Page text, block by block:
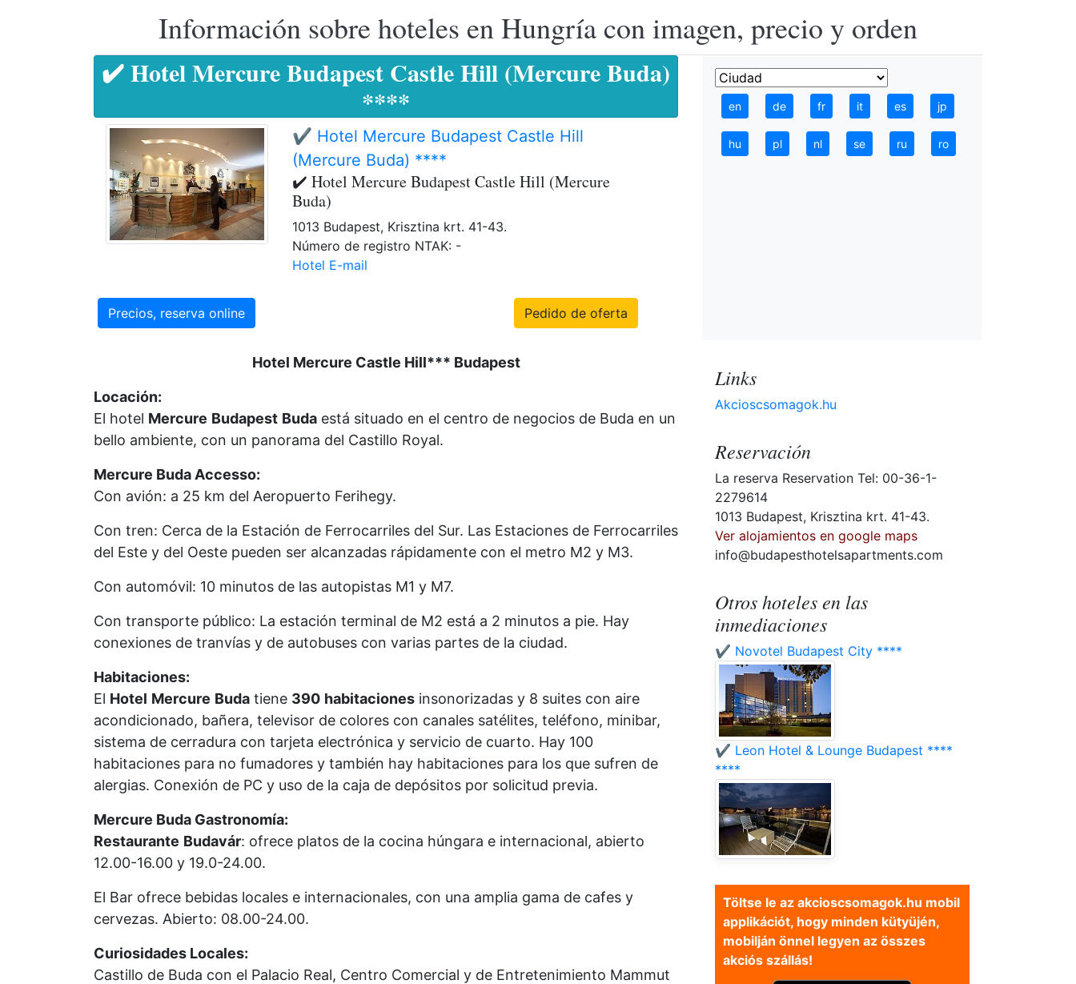
Información sobre hoteles en Hungría con imagen, precio y orden
✔️ Hotel Mercure Budapest Castle Hill (Mercure Buda)
****
✔️ Hotel Mercure Budapest Castle Hill
(Mercure Buda) ****
✔️ Hotel Mercure Budapest Castle Hill (Mercure
Buda)
1013 Budapest, Krisztina krt. 41-43.
Número de registro NTAK: -
Hotel E-mail
Precios, reserva online Pedido de oferta
Hotel Mercure Castle Hill*** Budapest
Locación:
El hotel Mercure Budapest Buda está situado en el centro de negocios de Buda en un
bello ambiente, con un panorama del Castillo Royal.
Mercure Buda Accesso:
Con avión: a 25 km del Aeropuerto Ferihegy.
Con tren: Cerca de la Estación de Ferrocarriles del Sur. Las Estaciones de Ferrocarriles
del Este y del Oeste pueden ser alcanzadas rápidamente con el metro M2 y M3.
Con automóvil: 10 minutos de las autopistas M1 y M7.
Con transporte público: La estación terminal de M2 está a 2 minutos a pie. Hay
conexiones de tranvías y de autobuses con varias partes de la ciudad.
Habitaciones:
El Hotel Mercure Buda tiene 390 habitaciones insonorizadas y 8 suites con aire
acondicionado, bañera, televisor de colores con canales satélites, teléfono, minibar,
sistema de cerradura con tarjeta electrónica y servicio de cuarto. Hay 100
habitaciones para no fumadores y también hay habitaciones para los que sufren de
alergias. Conexión de PC y uso de la caja de depósitos por solicitud previa.
Mercure Buda Gastronomía:
Restaurante Budavár: ofrece platos de la cocina húngara e internacional, abierto
12.00-16.00 y 19.0-24.00.
El Bar ofrece bebidas locales e internacionales, con una amplia gama de cafes y
cervezas. Abierto: 08.00-24.00.
Curiosidades Locales:
Castillo de Buda con el Palacio Real, Centro Comercial y de Entretenimiento Mammut
en de fr it es jp
hu pl nl se ru ro
Links
Akcioscsomagok.hu
Reservación
La reserva Reservation Tel: 00-36-1-
2279614
1013 Budapest, Krisztina krt. 41-43.
Ver alojamientos en google maps
info@budapesthotelsapartments.com
Otros hoteles en las
inmediaciones
✔️ Novotel Budapest City ****
✔️ Leon Hotel & Lounge Budapest ****
****
Töltse le az akcioscsomagok.hu mobil
applikációt, hogy minden kütyüjén,
mobilján önnel legyen az összes
akciós szállás!